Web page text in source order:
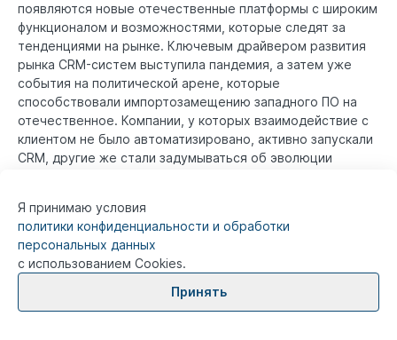
появляются новые отечественные платформы с широким
функционалом и возможностями, которые следят за
тенденциями на рынке. Ключевым драйвером развития
рынка CRM-систем выступила пандемия, а затем уже
события на политической арене, которые
способствовали импортозамещению западного ПО на
отечественное. Компании, у которых взаимодействие с
клиентом не было автоматизировано, активно запускали
CRM, другие же стали задумываться об эволюции
этим наиболее востребованными и необходимыми
инструментами CRM становятся Low-code технологии,
отвечающие за скорость и адаптируемость к
изменениям и современным реалиям. В этом плане
является надёжным российским решением
на рынке: это устойчивая и независимая система от
Я принимаю условия
политики конфиденциальности и обработки
персональных данных
с использованием Cookies.
Принять